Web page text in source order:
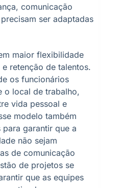
comunicação
ser adaptadas
maior flexibilidade
retenção de talentos.
os funcionários
o local de trabalho,
vida pessoal e
modelo também
garantir que a
não sejam
de comunicação
de projetos se
que as equipes